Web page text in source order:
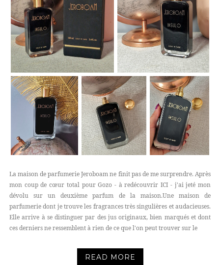
La maison de parfumerie Jeroboam ne finit pas de me surprendre. Après
mon coup de cœur total pour Gozo - à redécouvrir ICI - j'ai jeté mon
dévolu sur un deuxième parfum de la maison.Une maison de
parfumerie dont je trouve les fragrances très singulières et audacieuses.
Elle arrive à se distinguer par des jus originaux, bien marqués et dont
ces derniers ne ressemblent à rien de ce que l'on peut trouver sur le
READ MORE